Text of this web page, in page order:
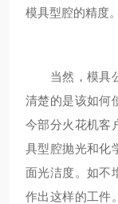
模具型腔的精度。
当然，模具公
清楚的是该如何
今部分火花机客
具型腔抛光和化
面光洁度。如不
作出这样的工件